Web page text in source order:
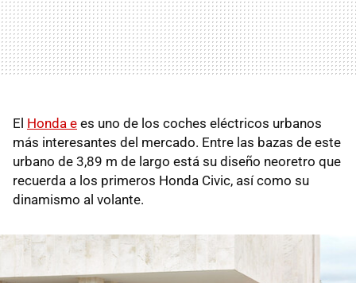
El Honda e es uno de los coches eléctricos urbanos
más interesantes del mercado. Entre las bazas de este
urbano de 3,89 m de largo está su diseño neoretro que
recuerda a los primeros Honda Civic, así como su
dinamismo al volante.